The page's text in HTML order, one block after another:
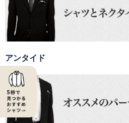
アンタイド